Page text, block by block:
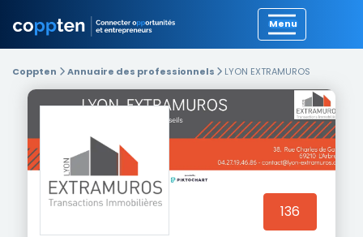
Coppten Annuaire des professionnels LYON EXTRAMUROS
136